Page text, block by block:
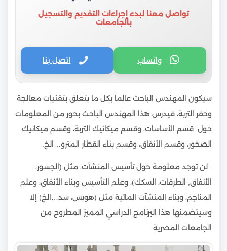
تواصل معنا لبدء إجراءات التقديم والتسجيل
بالجامعات
واتساب اتصل بنا
سيكون المهندس الباحث عالما بكل ما يتعلق بتقنيات معالجة
وحفر التربة، فيدرس هذا المهندس الباحث بحور من المعلومات
حول: قسم الأساسات، وقسم ميكانيك التربة، وقسم ميكانيك
الصخور، وقسم الأنفاق، وقسم بناء القطار المترو…الخ.
. لن توجد معلومة حول تأسيس المنشآت، مثل (الجسور،
الأنفاق, الطرقات، السكك)، وعلم التأسيس وبناء الأنفاق، وعلم
المناجم، وبناء المنشآت المائية مثل (هويس، سد…الخ) إلا
وسيتضمنها هذا البرنامج الدراسي المميز المطروح من
الجامعات المصرية.